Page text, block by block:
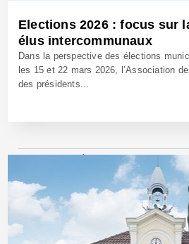
Elections 2026 : focus sur
élus intercommunaux
Dans la perspective des élections
les 15 et 22 mars 2026, l’Association
des présidents...
24 Oct 2025 - Réf: BW42825